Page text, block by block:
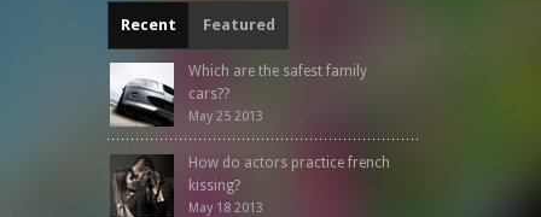
Recent Featured
Which are the safest family
cars??
May 25 2013
How do actors practice french
kissing?
May 18 2013